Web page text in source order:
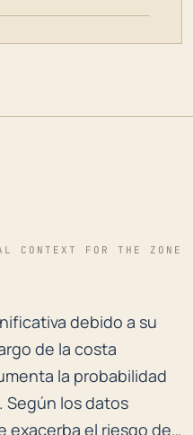
CONTEXT FOR THE ZONE
debido a su
debido a su
de la costa
la probabilidad
Según los datos
exacerba el riesgo de